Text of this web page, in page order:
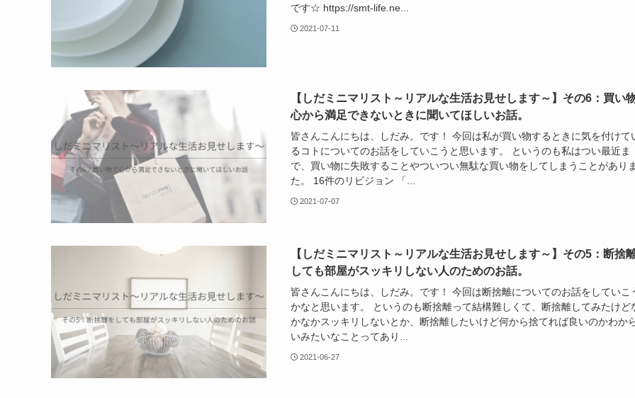
です☆ https://smt-life.ne...
2021-07-11
【しだミニマリスト～リアルな生活お見せします～】その6：買い
心から満足できないときに聞いてほしいお話。
皆さんこんにちは、しだみ。です！ 今回は私が買い物するときに気を付けて
るコトについてのお話をしていこうと思います。 というのも私はつい最近ま
で、買い物に失敗することやついつい無駄な買い物をしてしまうことがあり
た。 16件のリビジョン 「...
2021-07-07
【しだミニマリスト～リアルな生活お見せします～】その5：断捨
しても部屋がスッキリしない人のためのお話。
皆さんこんにちは、しだみ。です！ 今回は断捨離についてのお話をしていこ
かなと思います。 というのも断捨離って結構難しくて、断捨離してみたけど
かなかスッキリしないとか、断捨離したいけど何から捨てれば良いのかわか
いみたいなことってあり...
2021-06-27